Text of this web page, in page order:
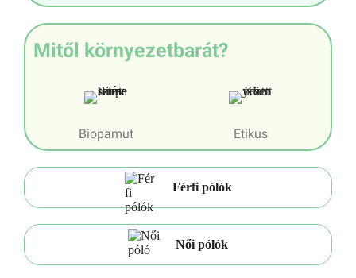
Mitől környezetbarát?
Biopamut Etikus
Férfi pólók
Női pólók